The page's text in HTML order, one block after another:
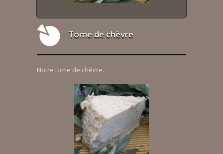
Tome de chèvre
Notre tome de chèvre.